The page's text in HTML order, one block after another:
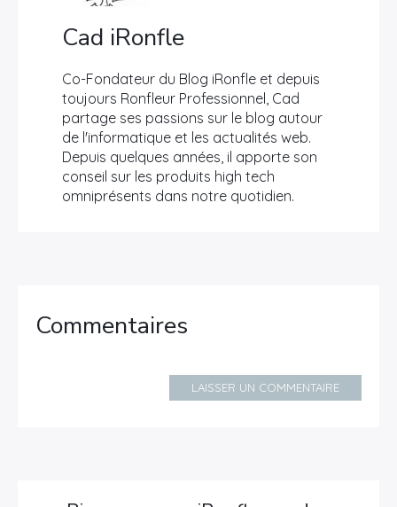
Cad iRonfle
Co-Fondateur du Blog iRonfle et depuis
toujours Ronfleur Professionnel, Cad
partage ses passions sur le blog autour
de l'informatique et les actualités web.
Depuis quelques années, il apporte son
conseil sur les produits high tech
omniprésents dans notre quotidien.
Commentaires
LAISSER UN COMMENTAIRE